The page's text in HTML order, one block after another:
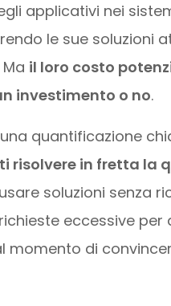
applicativi nei
le sue soluzioni
il loro costo
investimento o no.
quantificazione
risolvere in fretta la
soluzioni senza
eccessive per
momento di